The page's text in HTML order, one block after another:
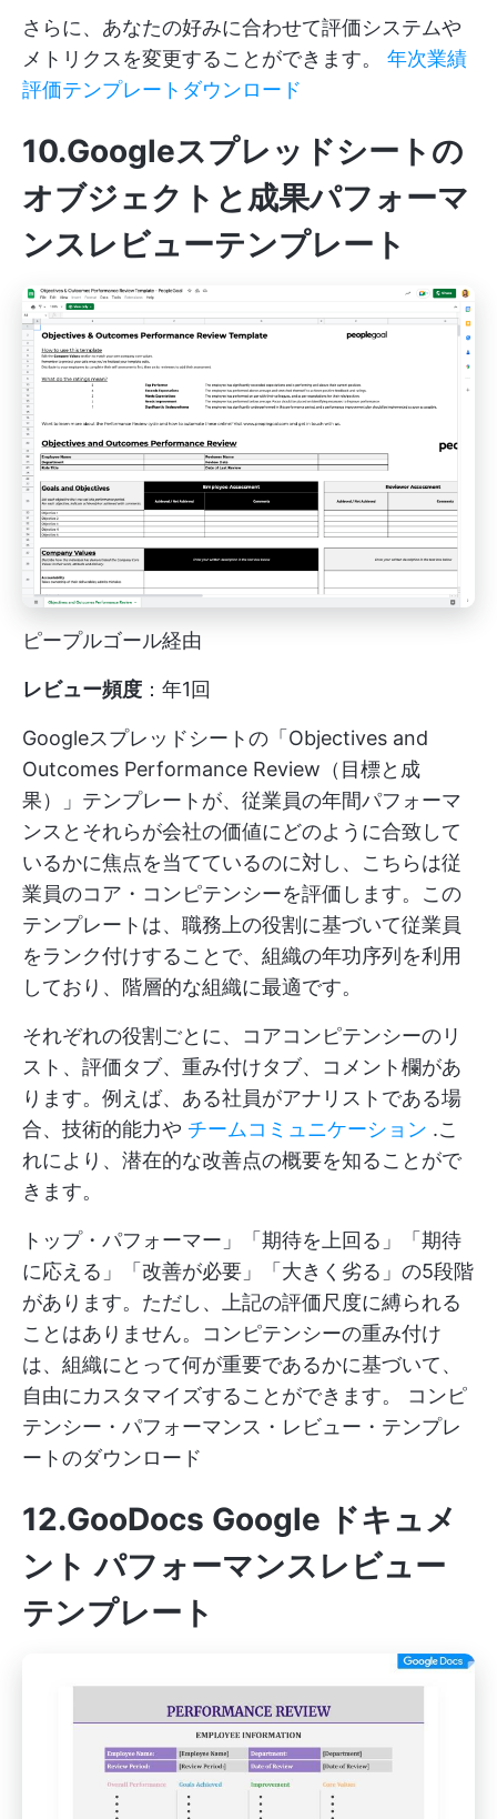
さらに、あなたの好みに合わせて評価システムや
メトリクスを変更することができます。 年次業績
評価テンプレートダウンロード
10.Googleスプレッドシートの
オブジェクトと成果パフォーマ
ンスレビューテンプレート
ピープルゴール経由
レビュー頻度 ：年1回
Googleスプレッドシートの「Objectives and
Outcomes Performance Review（目標と成
果）」テンプレートが、従業員の年間パフォーマ
ンスとそれらが会社の価値にどのように合致して
いるかに焦点を当てているのに対し、こちらは従
業員のコア・コンピテンシーを評価します。この
テンプレートは、職務上の役割に基づいて従業員
をランク付けすることで、組織の年功序列を利用
しており、階層的な組織に最適です。
それぞれの役割ごとに、コアコンピテンシーのリ
スト、評価タブ、重み付けタブ、コメント欄があ
ります。例えば、ある社員がアナリストである場
合、技術的能力や チームコミュニケーション .こ
れにより、潜在的な改善点の概要を知ることがで
きます。
トップ・パフォーマー」「期待を上回る」「期待
に応える」「改善が必要」「大きく劣る」の5段階
があります。ただし、上記の評価尺度に縛られる
ことはありません。コンピテンシーの重み付け
は、組織にとって何が重要であるかに基づいて、
自由にカスタマイズすることができます。 コンピ
テンシー・パフォーマンス・レビュー・テンプレ
ートのダウンロード
12.GooDocs Google ドキュメ
ント パフォーマンスレビュー
テンプレート